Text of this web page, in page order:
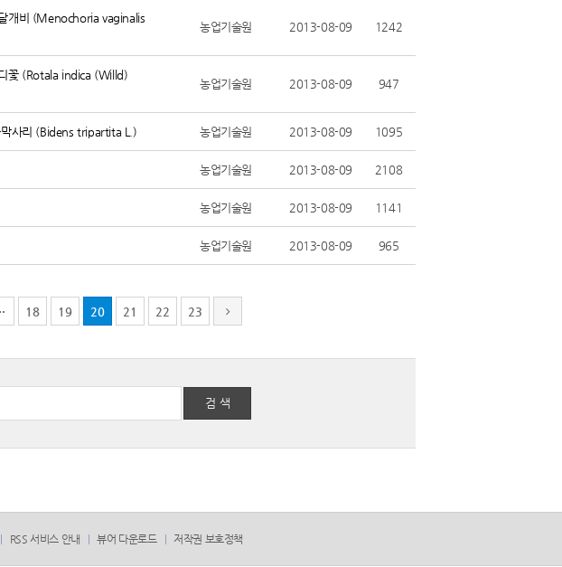
개비 (Menochoria vaginalis
농업기술원 2013-08-09 1242
꽃 (Rotala indica (Willd)
농업기술원 2013-08-09 947
사리 (Bidens tripartita L.) 농업기술원 2013-08-09 1095
농업기술원 2013-08-09 2108
농업기술원 2013-08-09 1141
농업기술원 2013-08-09 965
18 19 20 21 22 23
검 색
RSS 서비스 안내 뷰어 다운로드 저작권 보호정책